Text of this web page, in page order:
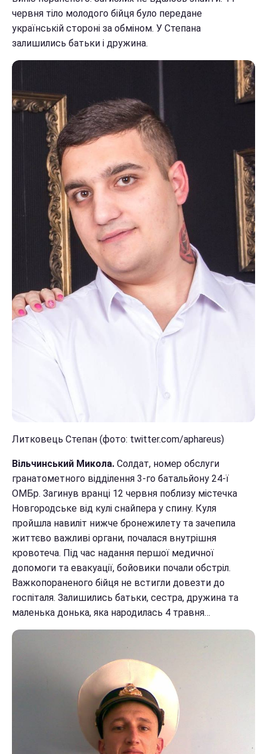
червня тіло молодого бійця було передане
українській стороні за обміном. У Степана
залишились батьки і дружина.
Литковець Степан (фото: twitter.com/aphareus)
Вільчинський Микола. Солдат, номер обслуги
гранатометного відділення 3-го батальйону 24-ї
ОМБр. Загинув вранці 12 червня поблизу містечка
Новгородське від кулі снайпера у спину. Куля
пройшла навиліт нижче бронежилету та зачепила
життєво важливі органи, почалася внутрішня
кровотеча. Під час надання першої медичної
допомоги та евакуації, бойовики почали обстріл.
Важкопораненого бійця не встигли довезти до
госпіталя. Залишились батьки, сестра, дружина та
маленька донька, яка народилась 4 травня…